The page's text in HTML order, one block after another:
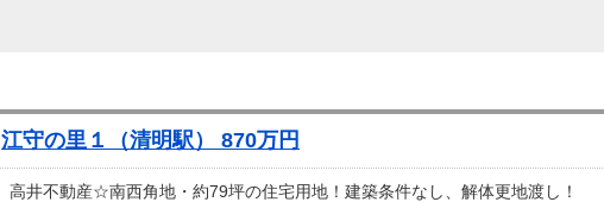
江守の里１（清明駅） 870万円
高井不動産☆南西角地・約79坪の住宅用地！建築条件なし、解体更地渡し！